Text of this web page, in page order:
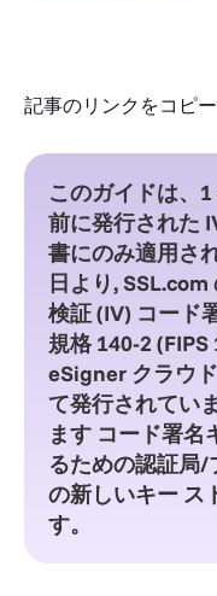
記事のリンクをコピ
このガイドは、
前に発行された
書にのみ適用さ
日より,
検証 (IV) コード
規格 140-2
eSigner クラウ
て発行されてい
ます コード署名
るための認証局/
の新しいキー ス
す。